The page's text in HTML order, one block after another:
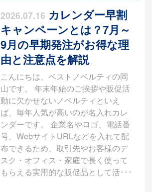
2026.07.16 カレンダー早割
キャンペーンとは？7月～
9月の早期発注がお得な理
由と注意点を解説
こんにちは、ベストノベルティの岡
山です。 年末年始のご挨拶や販促活
動に欠かせないノベルティといえ
ば、毎年人気が高いのが名入れカレ
ンダーです。 企業名やロゴ、電話番
号、WebサイトURLなどを入れて配
布できるため、取引先やお客様のデ
スク・オフィス・家庭で長く使って
もらえる実用的な販促品として活･･･